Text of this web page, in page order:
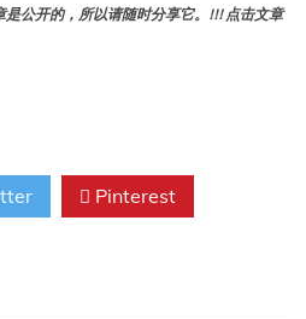
是公开的，所以请随时分享它。!!! 点击文章
Pinterest